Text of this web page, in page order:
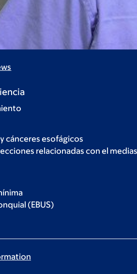
cánceres esofágicos
relacionadas con el
(EBUS)